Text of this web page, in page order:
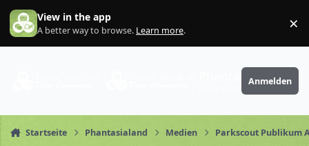
Zum Inhalt springen
View in the app
A better way to browse. Learn more. ×
PhantaFriends.de
Anmelden
Startseite Phantasialand Medien Parkscout Publikum